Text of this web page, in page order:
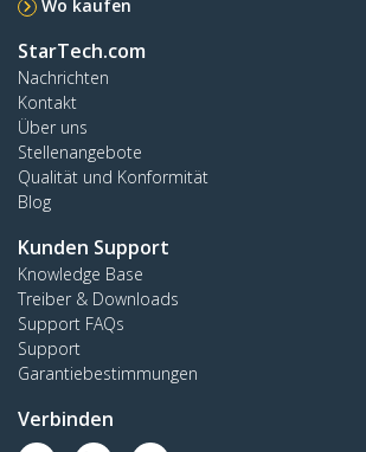
Wo kaufen
StarTech.com
Nachrichten
Kontakt
Über uns
Stellenangebote
Qualität und Konformität
Blog
Kunden Support
Knowledge Base
Treiber & Downloads
Support FAQs
Support
Garantiebestimmungen
Verbinden